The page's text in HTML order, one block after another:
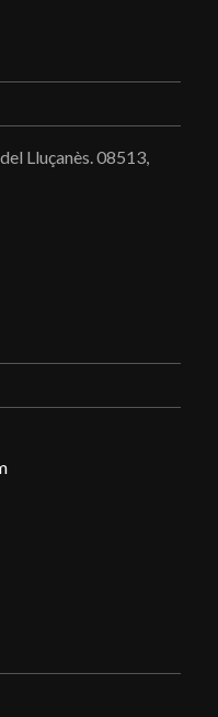
Lluçanès.08513,